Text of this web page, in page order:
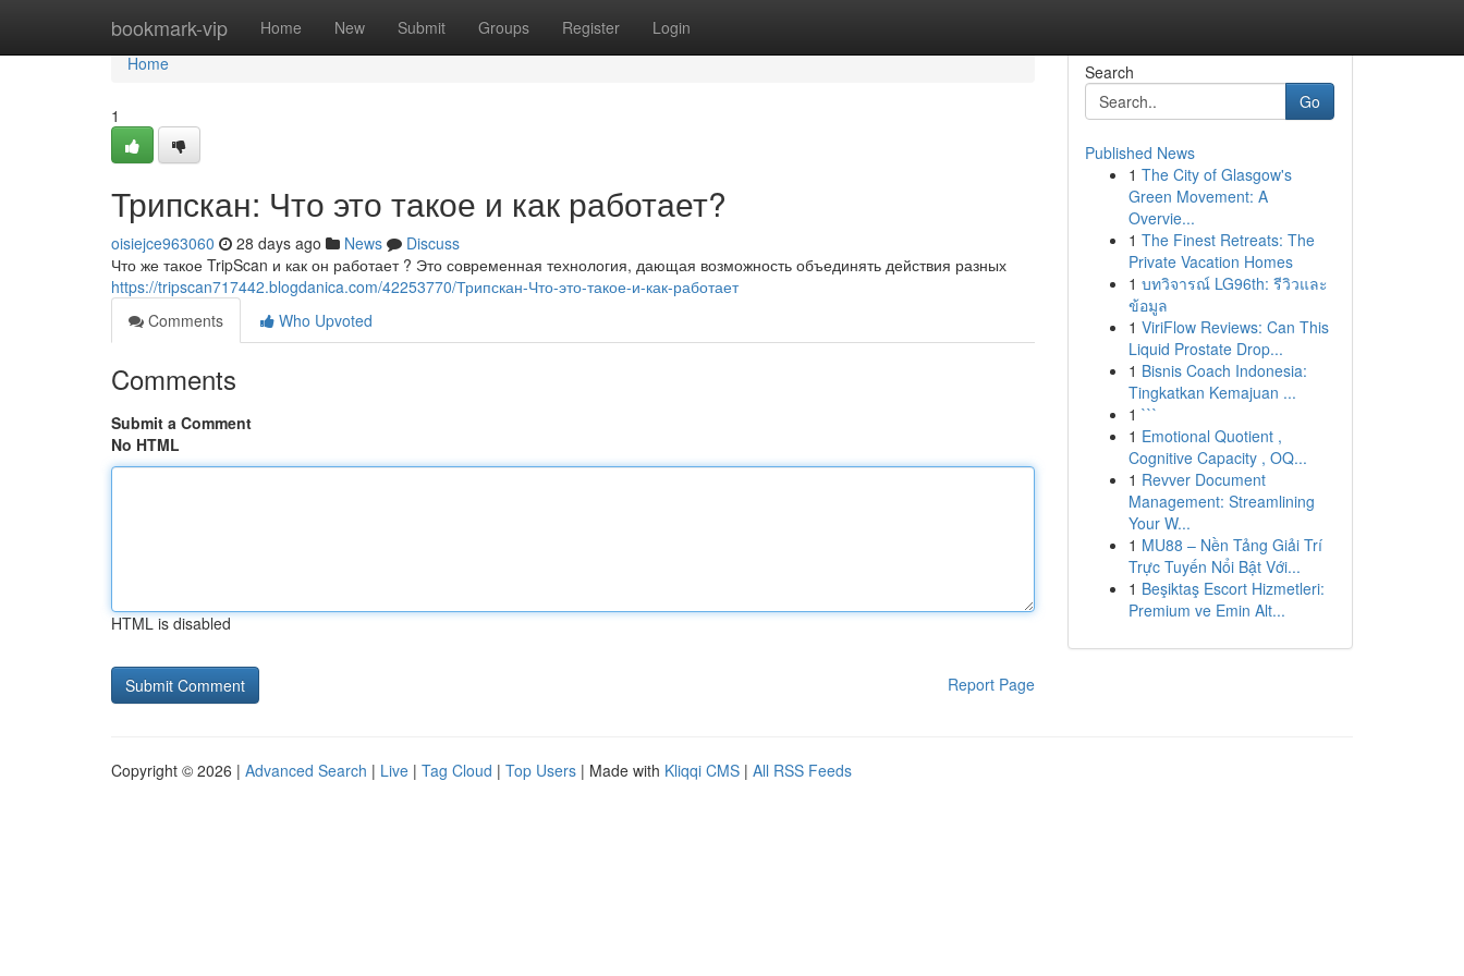
bookmark-vip Home New Submit Groups Register Login
Home
Home
1
Трипскан: Что это такое и как работает?
oisiejce963060 28 days ago News
Discuss
Что же такое TripScan и как он работает ? Это современная технология, дающая возможность объединять действия разных
https://tripscan717442.blogdanica.com/42253770/Трипскан-Что-это-такое-и-как-работает
Comments
Who Upvoted
Comments
Submit a Comment
No HTML
HTML is disabled
Report Page
Search
Go
Published News
1 The City of Glasgow's
Green Movement: A
Overvie...
1 The Finest Retreats: The
Private Vacation Homes
1 บทวิจารณ์ LG96th: รีวิวและ
ข้อมูล
1 ViriFlow Reviews: Can This
Liquid Prostate Drop...
1 Bisnis Coach Indonesia:
Tingkatkan Kemajuan ...
1 ```
1 Emotional Quotient ,
Cognitive Capacity , OQ...
1 Revver Document
Management: Streamlining
Your W...
1 MU88 – Nền Tảng Giải Trí
Trực Tuyến Nổi Bật Với...
1 Beşiktaş Escort Hizmetleri:
Premium ve Emin Alt...
Copyright © 2026 | Advanced Search | Live | Tag Cloud | Top Users | Made with Kliqqi CMS | All RSS Feeds